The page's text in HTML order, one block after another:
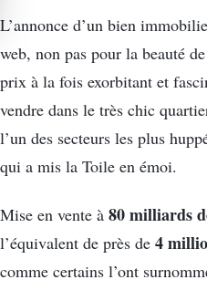
L’annonce d’un bien
web, non pas pour la beauté
prix à la fois exorbitant et
vendre dans le très chic
l’un des secteurs les plus
qui a mis la Toile en émoi.
Mise en vente à 80 milliards
l’équivalent de près de 4
comme certains l’ont